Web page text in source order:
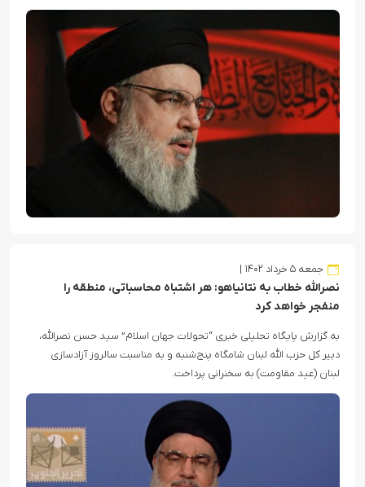
جمعه ۵ خرداد ۱۴۰۲
نصرالله خطاب به نتانیاهو: هر اشتباه محاسباتی، منطقه را
منفجر خواهد کرد
به گزارش پایگاه تحلیلی خبری “تحولات جهان اسلام” سید حسن نصرالله،
دبیر کل حزب الله لبنان شامگاه پنج‌شنبه و به مناسبت سالروز آزادسازی
لبنان (عید مقاومت) به سخنرانی پرداخت.